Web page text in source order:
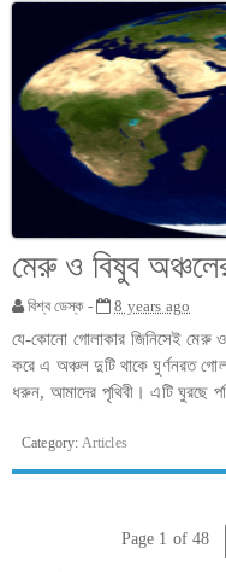
মেরু ও বিষুব
বিশ্ব ডেস্ক - 8 years ago
যে-কোনো গোলাকার জিনিসেই মেরু
করে এ অঞ্চল দুটি থাকে ঘুর্ণনরত
ধরুন, আমাদের পৃথিবী। এটি ঘুরছে
Category: Articles
Page 1 of 48